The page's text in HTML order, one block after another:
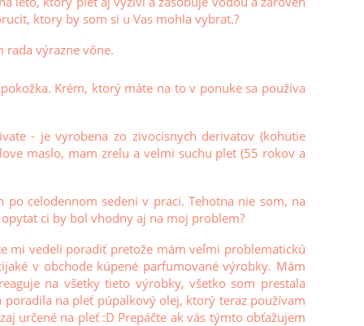
ktory by som si u Vas mohla vybrat.?
rada výrazne vône.
Krém, ktorý máte na to v ponuke sa používa
- je vyrobena zo zivocisnych derivatov (kohutie
maslo, mam zrelu a velmi suchu plet (55 rokov a
celodennom sedeni v praci. Tehotna nie som, na
ci by bol vhodny aj na moj problem?
mi vedeli poradiť pretože mám veľmi problematickú
v obchode kúpené parfumované výrobky. Mám
na všetky tieto výrobky, všetko som prestala
na pleť púpalkový olej, ktorý teraz používam
určené na pleť :D Prepáčte ak vás týmto obťažujem